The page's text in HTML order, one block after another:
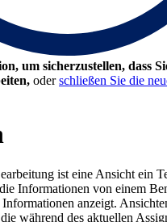
um sicherzustellen, dass
oderschließen Sie die
ist eine Ansicht ein
Informationen von einem
anzeigt.
während des aktuellen